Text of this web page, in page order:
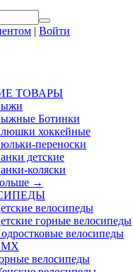
| Войти
ТОВАРЫ
Ботинки
хоккейные
переноски
детские
коляски
→
велосипеды
горные велосипеды
велосипеды
велосипеды